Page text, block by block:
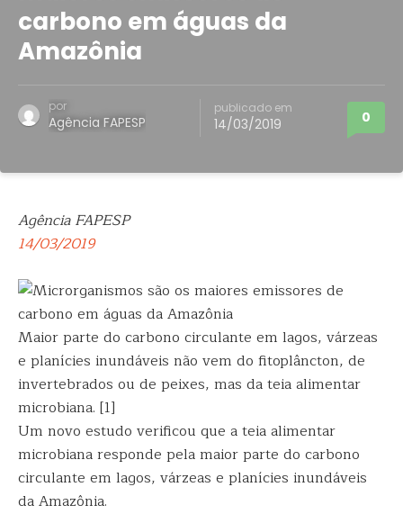
carbono em águas da
Amazônia
por
Agência FAPESP
publicado em
14/03/2019 0
Agência FAPESP
14/03/2019
Maior parte do carbono circulante em lagos, várzeas
e planícies inundáveis não vem do fitoplâncton, de
invertebrados ou de peixes, mas da teia alimentar
microbiana. [1]
Um novo estudo verificou que a teia alimentar
microbiana responde pela maior parte do carbono
circulante em lagos, várzeas e planícies inundáveis
da Amazônia.